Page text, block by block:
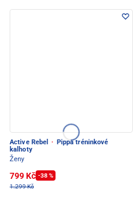
Active Rebel ·
Pippa tréninkové
kalhoty
Ženy
799 Kč -38 %
1.299 Kč